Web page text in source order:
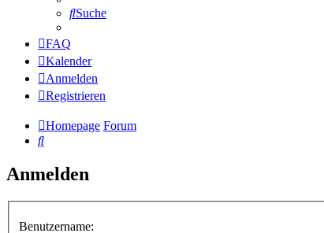
Suche
FAQ
Kalender
Anmelden
Registrieren
Homepage Forum
Suche
Anmelden
Benutzername: